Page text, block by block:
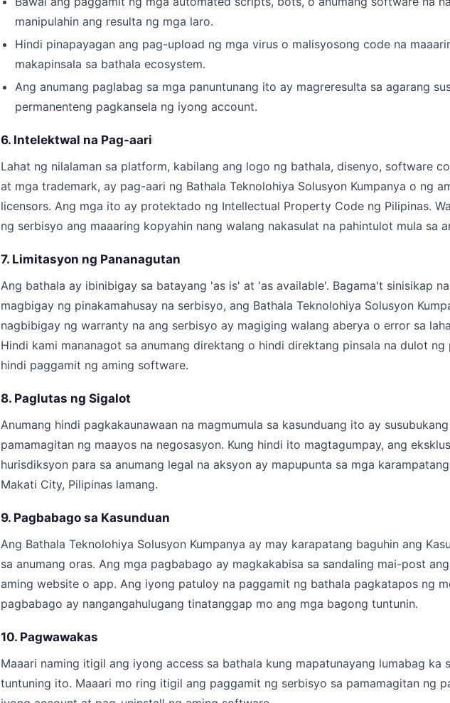
manipulahin ang resulta ng mga laro.
Hindi pinapayagan ang pag-upload ng mga virus o malisyosong code na
makapinsala sa bathala ecosystem.
Ang anumang paglabag sa mga panuntunang ito ay magreresulta sa agarang
permanenteng pagkansela ng iyong account.
6. Intelektwal na Pag-aari
Lahat ng nilalaman sa platform, kabilang ang logo ng bathala, disenyo, software
at mga trademark, ay pag-aari ng Bathala Teknolohiya Solusyon Kumpanya o ng
licensors. Ang mga ito ay protektado ng Intellectual Property Code ng Pilipinas.
ng serbisyo ang maaaring kopyahin nang walang nakasulat na pahintulot mula sa
7. Limitasyon ng Pananagutan
Ang bathala ay ibinibigay sa batayang 'as is' at 'as available'. Bagama't sinisikap
magbigay ng pinakamahusay na serbisyo, ang Bathala Teknolohiya Solusyon
nagbibigay ng warranty na ang serbisyo ay magiging walang aberya o error sa
Hindi kami mananagot sa anumang direktang o hindi direktang pinsala na dulot ng
hindi paggamit ng aming software.
8. Paglutas ng Sigalot
Anumang hindi pagkakaunawaan na magmumula sa kasunduang ito ay
pamamagitan ng maayos na negosasyon. Kung hindi ito magtagumpay, ang
hurisdiksyon para sa anumang legal na aksyon ay mapupunta sa mga
Makati City, Pilipinas lamang.
9. Pagbabago sa Kasunduan
Ang Bathala Teknolohiya Solusyon Kumpanya ay may karapatang baguhin ang
sa anumang oras. Ang mga pagbabago ay magkakabisa sa sandaling mai-post
aming website o app. Ang iyong patuloy na paggamit ng bathala pagkatapos ng
pagbabago ay nangangahulugang tinatanggap mo ang mga bagong tuntunin.
10. Pagwawakas
Maaari naming itigil ang iyong access sa bathala kung mapatunayang lumabag ka
tuntuning ito. Maaari mo ring itigil ang paggamit ng serbisyo sa pamamagitan ng